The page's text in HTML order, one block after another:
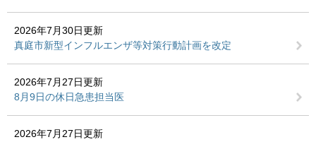
2026年7月30日更新
真庭市新型インフルエンザ等対策行動計画を改定
2026年7月27日更新
8月9日の休日急患担当医
2026年7月27日更新